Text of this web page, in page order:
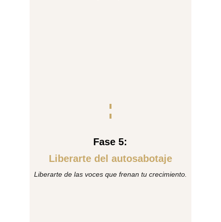
Fase 5:
Liberarte del autosabotaje
Liberarte de las voces que frenan tu crecimiento.